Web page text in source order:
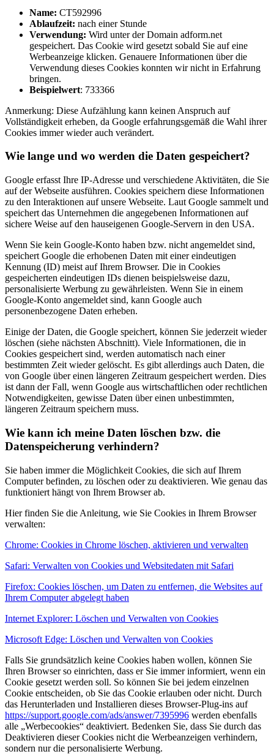
Name: CT592996
Ablaufzeit: nach einer Stunde
Verwendung: Wird unter der Domain adform.net
gespeichert. Das Cookie wird gesetzt sobald Sie auf eine
Werbeanzeige klicken. Genauere Informationen über die
Verwendung dieses Cookies konnten wir nicht in Erfahrung
bringen.
Beispielwert: 733366
Anmerkung: Diese Aufzählung kann keinen Anspruch auf
Vollständigkeit erheben, da Google erfahrungsgemäß die Wahl ihrer
Cookies immer wieder auch verändert.
Wie lange und wo werden die Daten gespeichert?
Google erfasst Ihre IP-Adresse und verschiedene Aktivitäten, die Sie
auf der Webseite ausführen. Cookies speichern diese Informationen
zu den Interaktionen auf unsere Webseite. Laut Google sammelt und
speichert das Unternehmen die angegebenen Informationen auf
sichere Weise auf den hauseigenen Google-Servern in den USA.
Wenn Sie kein Google-Konto haben bzw. nicht angemeldet sind,
speichert Google die erhobenen Daten mit einer eindeutigen
Kennung (ID) meist auf Ihrem Browser. Die in Cookies
gespeicherten eindeutigen IDs dienen beispielsweise dazu,
personalisierte Werbung zu gewährleisten. Wenn Sie in einem
Google-Konto angemeldet sind, kann Google auch
personenbezogene Daten erheben.
Einige der Daten, die Google speichert, können Sie jederzeit wieder
löschen (siehe nächsten Abschnitt). Viele Informationen, die in
Cookies gespeichert sind, werden automatisch nach einer
bestimmten Zeit wieder gelöscht. Es gibt allerdings auch Daten, die
von Google über einen längeren Zeitraum gespeichert werden. Dies
ist dann der Fall, wenn Google aus wirtschaftlichen oder rechtlichen
Notwendigkeiten, gewisse Daten über einen unbestimmten,
längeren Zeitraum speichern muss.
Wie kann ich meine Daten löschen bzw. die
Datenspeicherung verhindern?
Sie haben immer die Möglichkeit Cookies, die sich auf Ihrem
Computer befinden, zu löschen oder zu deaktivieren. Wie genau das
funktioniert hängt von Ihrem Browser ab.
Hier finden Sie die Anleitung, wie Sie Cookies in Ihrem Browser
verwalten:
Chrome: Cookies in Chrome löschen, aktivieren und verwalten
Safari: Verwalten von Cookies und Websitedaten mit Safari
Firefox: Cookies löschen, um Daten zu entfernen, die Websites auf
Ihrem Computer abgelegt haben
Internet Explorer: Löschen und Verwalten von Cookies
Microsoft Edge: Löschen und Verwalten von Cookies
Falls Sie grundsätzlich keine Cookies haben wollen, können Sie
Ihren Browser so einrichten, dass er Sie immer informiert, wenn ein
Cookie gesetzt werden soll. So können Sie bei jedem einzelnen
Cookie entscheiden, ob Sie das Cookie erlauben oder nicht. Durch
das Herunterladen und Installieren dieses Browser-Plug-ins auf
https://support.google.com/ads/answer/7395996 werden ebenfalls
alle „Werbecookies“ deaktiviert. Bedenken Sie, dass Sie durch das
Deaktivieren dieser Cookies nicht die Werbeanzeigen verhindern,
sondern nur die personalisierte Werbung.